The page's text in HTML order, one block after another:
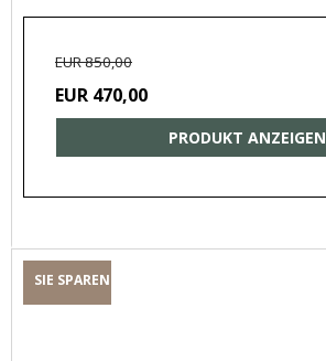
EUR 850,00
EUR 470,00
PRODUKT ANZEIGEN
SIE SPAREN